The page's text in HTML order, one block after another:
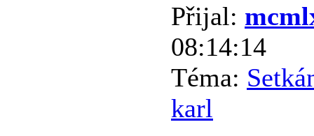
Přijal:
08:14:14
Téma:
karl